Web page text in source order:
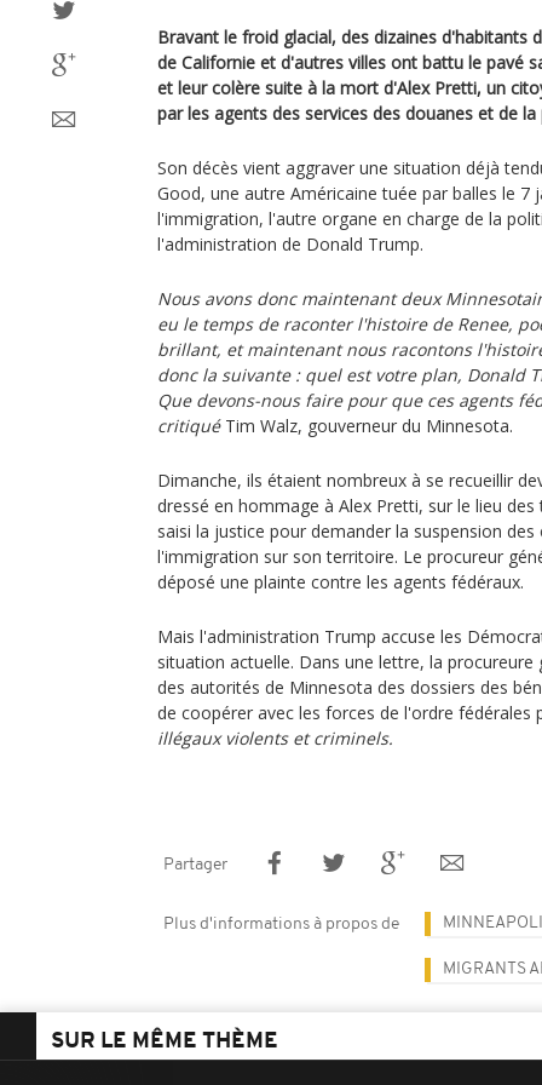
Bravant le froid glacial, des dizaines d'habitants
de Californie et d'autres villes ont battu le pavé
et leur colère suite à la mort d'Alex Pretti, un
par les agents des services des douanes et de
Son décès vient aggraver une situation déjà
Good, une autre Américaine tuée par balles le 7
l'immigration, l'autre organe en charge de la
l'administration de Donald Trump.
Nous avons donc maintenant deux
eu le temps de raconter l'histoire de Renee,
brillant, et maintenant nous racontons
donc la suivante : quel est votre plan, Donald
Que devons-nous faire pour que ces agents
critiquéTim Walz, gouverneur du Minnesota.
Dimanche, ils étaient nombreux à se recueillir
dressé en hommage à Alex Pretti, sur le lieu
saisi la justice pour demander la suspension
l'immigration sur son territoire. Le procureur
déposé une plainte contre les agents fédéraux.
Mais l'administration Trump accuse les
situation actuelle. Dans une lettre, la procureure
des autorités de Minnesota des dossiers des
de coopérer avec les forces de l'ordre fédérales
illégaux violents et criminels.
Partager
Plus d'informations à propos de
MIGRANTS
SUR LE MÊME THÈME